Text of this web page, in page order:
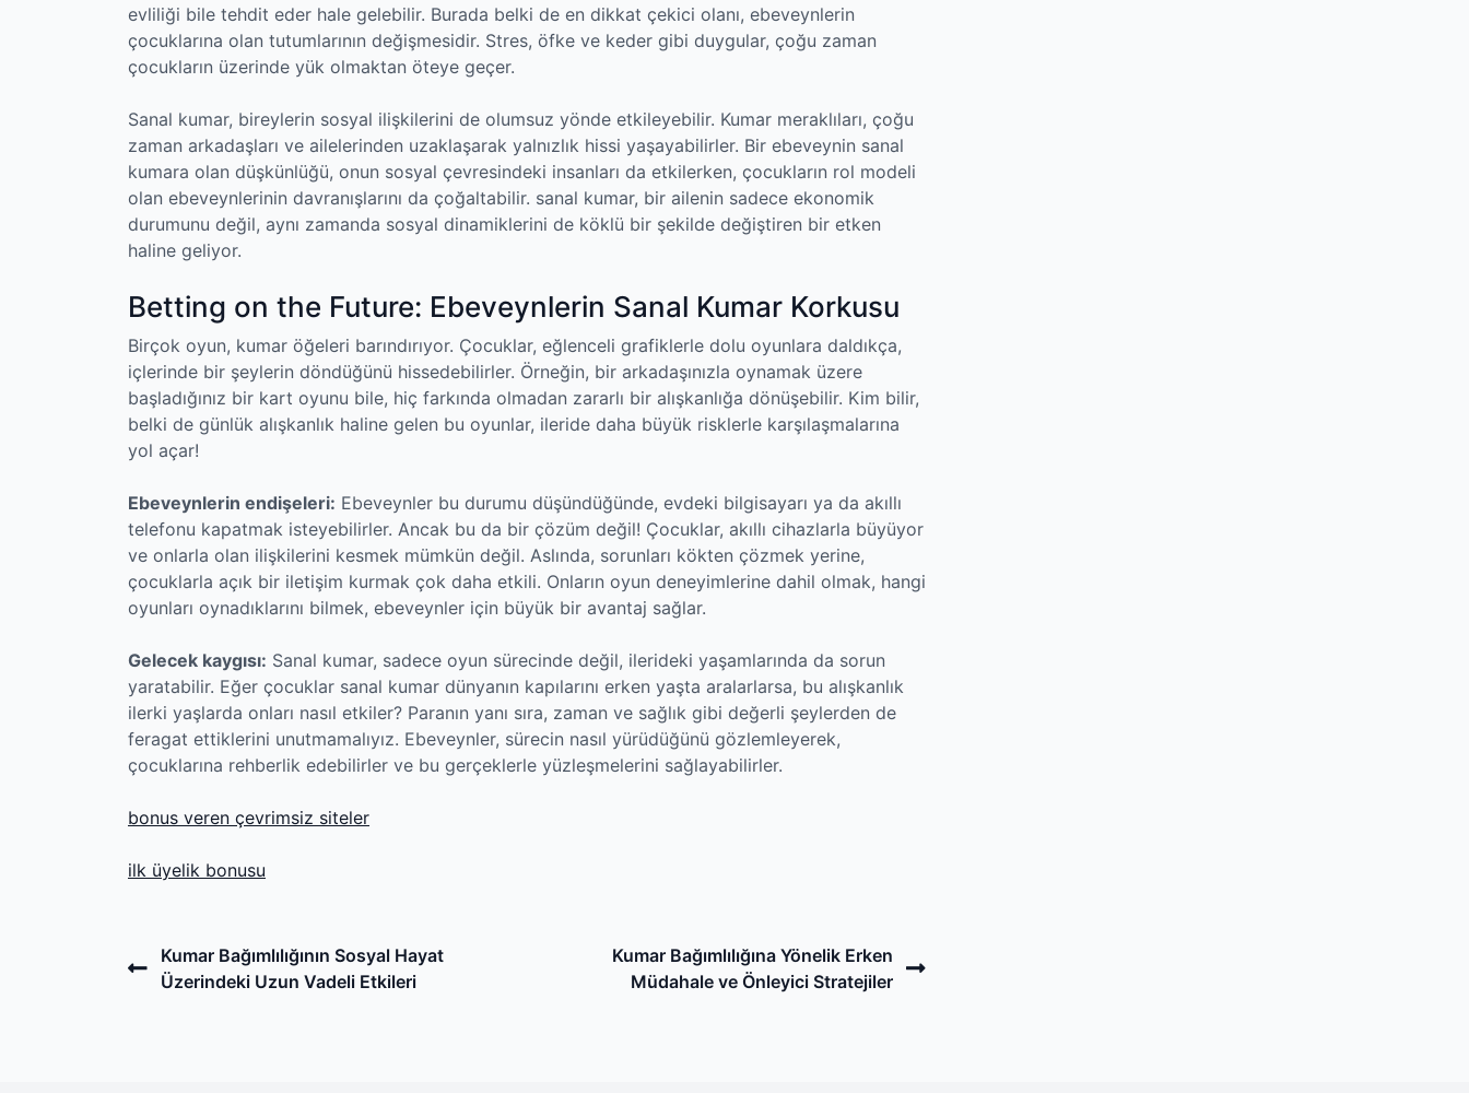
evliliği bile tehdit eder hale gelebilir. Burada belki de en dikkat çekici olanı, ebeveynlerin
çocuklarına olan tutumlarının değişmesidir. Stres, öfke ve keder gibi duygular, çoğu zaman
çocukların üzerinde yük olmaktan öteye geçer.
Sanal kumar, bireylerin sosyal ilişkilerini de olumsuz yönde etkileyebilir. Kumar meraklıları, çoğu
zaman arkadaşları ve ailelerinden uzaklaşarak yalnızlık hissi yaşayabilirler. Bir ebeveynin sanal
kumara olan düşkünlüğü, onun sosyal çevresindeki insanları da etkilerken, çocukların rol modeli
olan ebeveynlerinin davranışlarını da çoğaltabilir. sanal kumar, bir ailenin sadece ekonomik
durumunu değil, aynı zamanda sosyal dinamiklerini de köklü bir şekilde değiştiren bir etken
haline geliyor.
Betting on the Future: Ebeveynlerin Sanal Kumar Korkusu
Birçok oyun, kumar öğeleri barındırıyor. Çocuklar, eğlenceli grafiklerle dolu oyunlara daldıkça,
içlerinde bir şeylerin döndüğünü hissedebilirler. Örneğin, bir arkadaşınızla oynamak üzere
başladığınız bir kart oyunu bile, hiç farkında olmadan zararlı bir alışkanlığa dönüşebilir. Kim bilir,
belki de günlük alışkanlık haline gelen bu oyunlar, ileride daha büyük risklerle karşılaşmalarına
yol açar!
Ebeveynlerin endişeleri: Ebeveynler bu durumu düşündüğünde, evdeki bilgisayarı ya da akıllı
telefonu kapatmak isteyebilirler. Ancak bu da bir çözüm değil! Çocuklar, akıllı cihazlarla büyüyor
ve onlarla olan ilişkilerini kesmek mümkün değil. Aslında, sorunları kökten çözmek yerine,
çocuklarla açık bir iletişim kurmak çok daha etkili. Onların oyun deneyimlerine dahil olmak, hangi
oyunları oynadıklarını bilmek, ebeveynler için büyük bir avantaj sağlar.
Gelecek kaygısı: Sanal kumar, sadece oyun sürecinde değil, ilerideki yaşamlarında da sorun
yaratabilir. Eğer çocuklar sanal kumar dünyanın kapılarını erken yaşta aralarlarsa, bu alışkanlık
ilerki yaşlarda onları nasıl etkiler? Paranın yanı sıra, zaman ve sağlık gibi değerli şeylerden de
feragat ettiklerini unutmamalıyız. Ebeveynler, sürecin nasıl yürüdüğünü gözlemleyerek,
çocuklarına rehberlik edebilirler ve bu gerçeklerle yüzleşmelerini sağlayabilirler.
bonus veren çevrimsiz siteler
ilk üyelik bonusu
Post
navigation
Previous
Post
Kumar Bağımlılığının Sosyal Hayat
Üzerindeki Uzun Vadeli Etkileri
Kumar Bağımlılığına Yönelik Erken
Müdahale ve Önleyici Stratejiler